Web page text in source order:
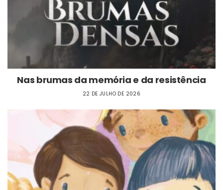
Nas brumas da memória e da resistência
22 DE JULHO DE 2026